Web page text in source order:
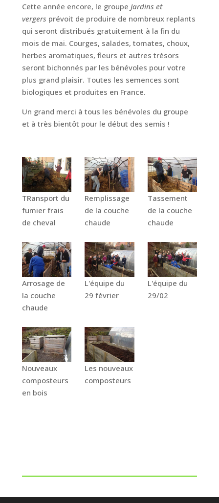
Cette année encore, le groupe Jardins et
vergers prévoit de produire de nombreux replants
qui seront distribués gratuitement à la fin du
mois de mai. Courges, salades, tomates, choux,
herbes aromatiques, fleurs et autres trésors
seront bichonnés par les bénévoles pour votre
plus grand plaisir. Toutes les semences sont
biologiques et produites en France.
Un grand merci à tous les bénévoles du groupe
et à très bientôt pour le début des semis !
TRansport du
fumier frais
de cheval
Remplissage
de la couche
chaude
Tassement
de la couche
chaude
Arrosage de
la couche
chaude
L'équipe du
29 février
L'équipe du
29/02
Nouveaux
composteurs
en bois
Les nouveaux
composteurs